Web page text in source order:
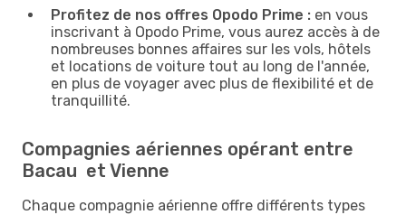
Profitez de nos offres Opodo Prime : en vous
inscrivant à Opodo Prime, vous aurez accès à de
nombreuses bonnes affaires sur les vols, hôtels
et locations de voiture tout au long de l'année,
en plus de voyager avec plus de flexibilité et de
tranquillité.
Compagnies aériennes opérant entre
Bacau et Vienne
Chaque compagnie aérienne offre différents types